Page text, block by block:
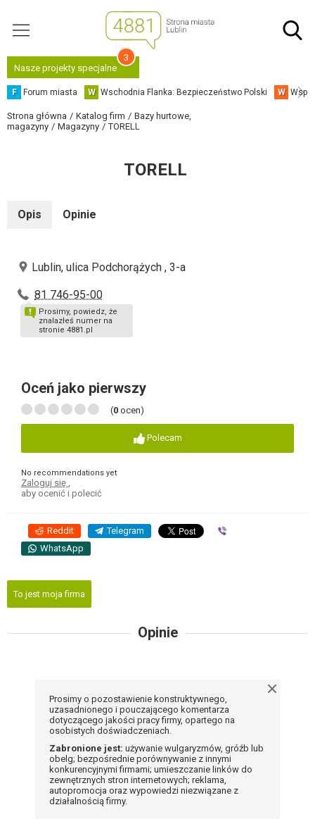
Nasze projekty specjalne
3
F Forum miasta W Wschodnia Flanka: Bezpieczeństwo Polski W
Strona główna Katalog firm
Bazy hurtowe,
magazyny
Magazyny TORELL
TORELL
Opis Opinie
Lublin, ulica Podchorążych , 3-a
81 746-95-00
Prosimy, powiedz, że
znalazłeś numer na
stronie 4881.pl
Oceń jako pierwszy
(0 ocen)
Polecam
No recommendations yet
Zaloguj się
aby ocenić i polecić
Reddit Telegram
WhatsApp
To jest moja firma
Opinie
Prosimy o pozostawienie konstruktywnego,
uzasadnionego i pouczającego komentarza
dotyczącego jakości pracy firmy, opartego na
osobistych doświadczeniach.
Zabronione jest: używanie wulgaryzmów, gróźb lub
obelg; bezpośrednie porównywanie z innymi
konkurencyjnymi firmami; umieszczanie linków do
zewnętrznych stron internetowych; reklama,
autopromocja oraz wypowiedzi niezwiązane z
działalnością firmy.